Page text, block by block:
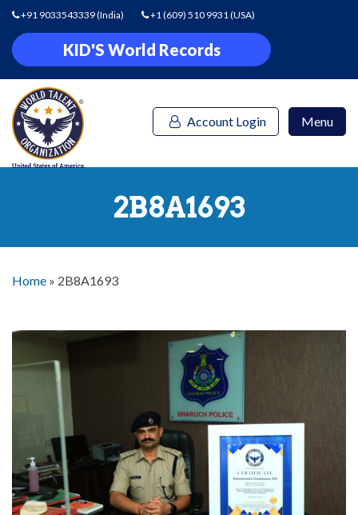
+91 9033543339(India) +1 (609) 510 9931(USA)
KID'S World Records
Account Login Menu
2B8A1693
Home » 2B8A1693